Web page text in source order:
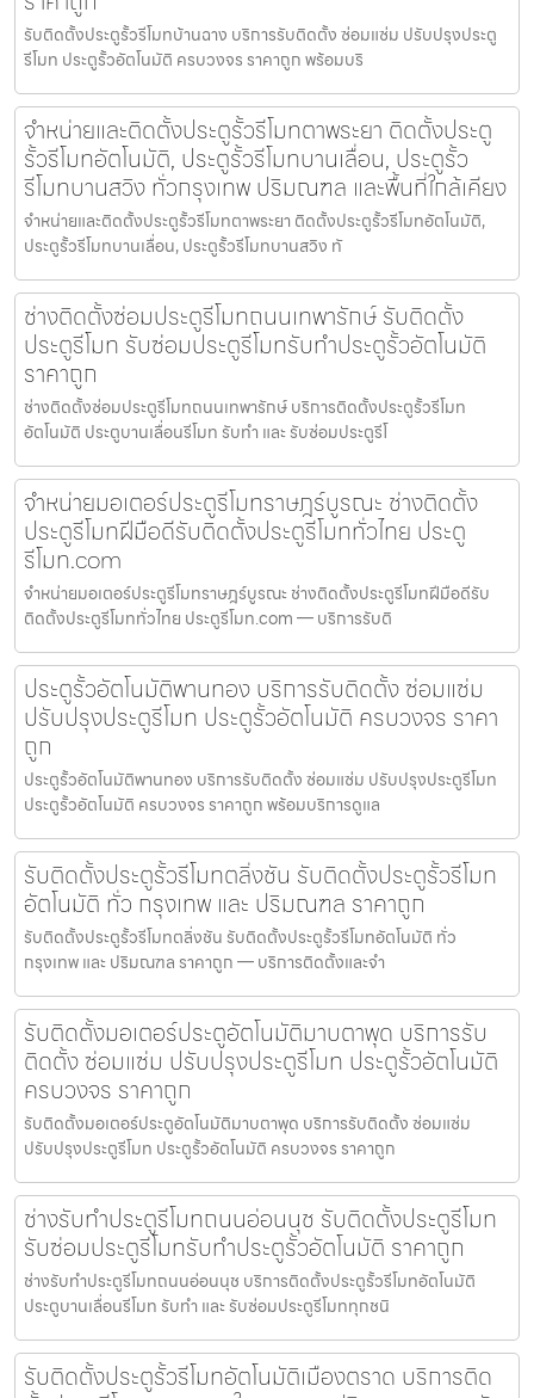
รับติดตั้งประตูรั้วรีโมทบ้านฉาง บริการรับติดตั้ง ซ่อมแซ่ม ปรับปรุงประตู
รีโมท ประตูรั้วอัตโนมัติ ครบวงจร ราคาถูก พร้อมบริ
จำหน่ายและติดตั้งประตูรั้วรีโมทตาพระยา ติดตั้งประตู
รั้วรีโมทอัตโนมัติ, ประตูรั้วรีโมทบานเลื่อน, ประตูรั้ว
รีโมทบานสวิง ทั่วกรุงเทพ ปริมณฑล และพื้นที่ใกล้เคียง
จำหน่ายและติดตั้งประตูรั้วรีโมทตาพระยา ติดตั้งประตูรั้วรีโมทอัตโนมัติ,
ประตูรั้วรีโมทบานเลื่อน, ประตูรั้วรีโมทบานสวิง ทั
ช่างติดตั้งซ่อมประตูรีโมทถนนเทพารักษ์ รับติดตั้ง
ประตูรีโมท รับซ่อมประตูรีโมทรับทำประตูรั้วอัตโนมัติ
ราคาถูก
ช่างติดตั้งซ่อมประตูรีโมทถนนเทพารักษ์ บริการติดตั้งประตูรั้วรีโมท
อัตโนมัติ ประตูบานเลื่อนรีโมท รับทำ และ รับซ่อมประตูรีโ
จำหน่ายมอเตอร์ประตูรีโมทราษฎร์บูรณะ ช่างติดตั้ง
ประตูรีโมทฝีมือดีรับติดตั้งประตูรีโมททั่วไทย ประตู
รีโมท.com
จำหน่ายมอเตอร์ประตูรีโมทราษฎร์บูรณะ ช่างติดตั้งประตูรีโมทฝีมือดีรับ
ติดตั้งประตูรีโมททั่วไทย ประตูรีโมท.com — บริการรับติ
ประตูรั้วอัตโนมัติพานทอง บริการรับติดตั้ง ซ่อมแซ่ม
ปรับปรุงประตูรีโมท ประตูรั้วอัตโนมัติ ครบวงจร ราคา
ถูก
ประตูรั้วอัตโนมัติพานทอง บริการรับติดตั้ง ซ่อมแซ่ม ปรับปรุงประตูรีโมท
ประตูรั้วอัตโนมัติ ครบวงจร ราคาถูก พร้อมบริการดูแล
รับติดตั้งประตูรั้วรีโมทตลิ่งชัน รับติดตั้งประตูรั้วรีโมท
อัตโนมัติ ทั่ว กรุงเทพ และ ปริมณฑล ราคาถูก
รับติดตั้งประตูรั้วรีโมทตลิ่งชัน รับติดตั้งประตูรั้วรีโมทอัตโนมัติ ทั่ว
กรุงเทพ และ ปริมณฑล ราคาถูก — บริการติดตั้งและจำ
รับติดตั้งมอเตอร์ประตูอัตโนมัติมาบตาพุด บริการรับ
ติดตั้ง ซ่อมแซ่ม ปรับปรุงประตูรีโมท ประตูรั้วอัตโนมัติ
ครบวงจร ราคาถูก
รับติดตั้งมอเตอร์ประตูอัตโนมัติมาบตาพุด บริการรับติดตั้ง ซ่อมแซ่ม
ปรับปรุงประตูรีโมท ประตูรั้วอัตโนมัติ ครบวงจร ราคาถูก
ช่างรับทำประตูรีโมทถนนอ่อนนุช รับติดตั้งประตูรีโมท
รับซ่อมประตูรีโมทรับทำประตูรั้วอัตโนมัติ ราคาถูก
ช่างรับทำประตูรีโมทถนนอ่อนนุช บริการติดตั้งประตูรั้วรีโมทอัตโนมัติ
ประตูบานเลื่อนรีโมท รับทำ และ รับซ่อมประตูรีโมททุกชนิ
รับติดตั้งประตูรั้วรีโมทอัตโนมัติเมืองตราด บริการติด